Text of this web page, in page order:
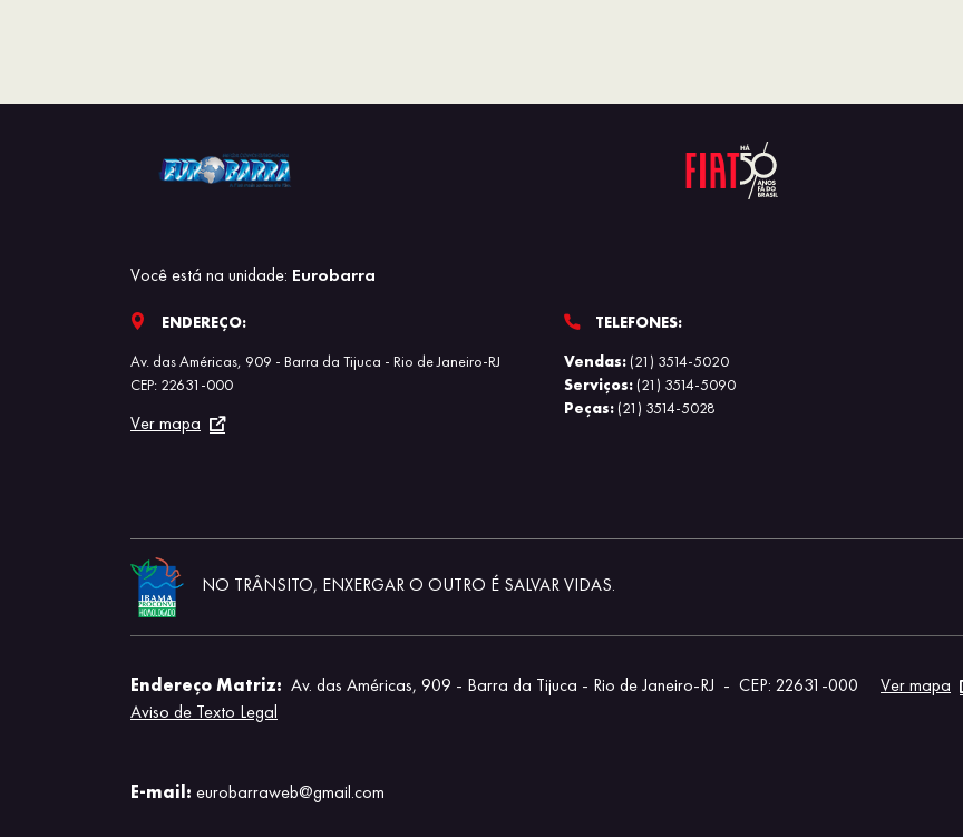
Você está na unidade: Eurobarra
ENDEREÇO:
Av. das Américas, 909 - Barra da Tijuca - Rio de Janeiro-RJ
CEP: 22631-000
Ver mapa
TELEFONES:
Vendas:(21) 3514-5020
Serviços:(21) 3514-5090
Peças:(21) 3514-5028
NO TRÂNSITO, ENXERGAR O OUTRO É SALVAR VIDAS.
Endereço Matriz: Av. das Américas, 909 - Barra da Tijuca - Rio de Janeiro-RJ - CEP: 22631-000
Ver mapa
Aviso de Texto Legal
E-mail: eurobarraweb@gmail.com